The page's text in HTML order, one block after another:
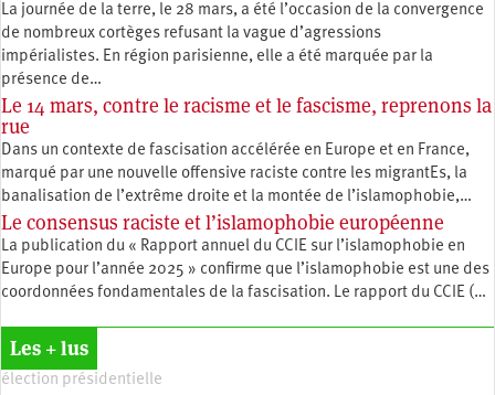
La journée de la terre, le 28 mars, a été l’occasion de la convergence
de nombreux cortèges refusant la vague d’agressions
impérialistes. En région parisienne, elle a été marquée par la
présence de…
Le 14 mars, contre le racisme et le fascisme, reprenons la
rue
Dans un contexte de fascisation accélérée en Europe et en France,
marqué par une nouvelle offensive raciste contre les migrantEs, la
banalisation de l’extrême droite et la montée de l’islamophobie,…
Le consensus raciste et l’islamophobie européenne
La publication du « Rapport annuel du CCIE sur l’islamophobie en
Europe pour l’année 2025 » confirme que l’islamophobie est une des
coordonnées fondamentales de la fascisation. Le rapport du CCIE (…
Les + lus
élection présidentielle